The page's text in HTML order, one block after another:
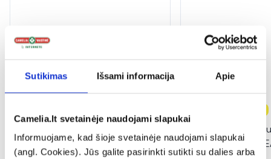
Sutikimas Išsami informacija Apie
Camelia.lt svetainėje naudojami slapukai
Informuojame, kad šioje svetainėje naudojami slapukai
(angl. Cookies). Jūs galite pasirinkti sutikti su dalies arba
veido kremas nuo saulės
PURITO veido
ACID 10 KOJIC